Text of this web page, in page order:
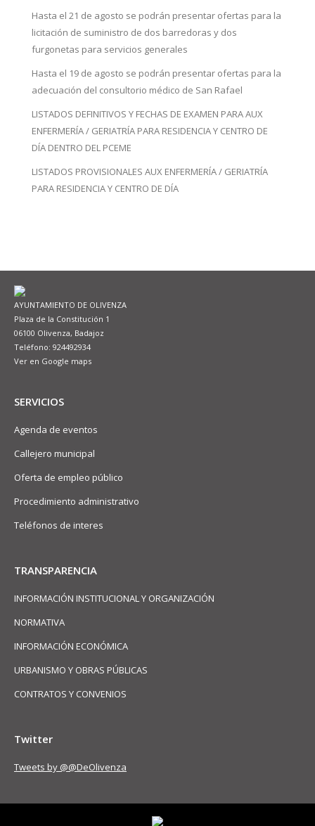
Hasta el 21 de agosto se podrán presentar ofertas para la
licitación de suministro de dos barredoras y dos
furgonetas para servicios generales
Hasta el 19 de agosto se podrán presentar ofertas para la
adecuación del consultorio médico de San Rafael
LISTADOS DEFINITIVOS Y FECHAS DE EXAMEN PARA AUX
ENFERMERÍA / GERIATRÍA PARA RESIDENCIA Y CENTRO DE
DÍA DENTRO DEL PCEME
LISTADOS PROVISIONALES AUX ENFERMERÍA / GERIATRÍA
PARA RESIDENCIA Y CENTRO DE DÍA
AYUNTAMIENTO DE OLIVENZA
Plaza de la Constitución 1
06100 Olivenza, Badajoz
Teléfono: 924492934
Ver en Google maps
SERVICIOS
Agenda de eventos
Callejero municipal
Oferta de empleo público
Procedimiento administrativo
Teléfonos de interes
TRANSPARENCIA
INFORMACIÓN INSTITUCIONAL Y ORGANIZACIÓN
NORMATIVA
INFORMACIÓN ECONÓMICA
URBANISMO Y OBRAS PÚBLICAS
CONTRATOS Y CONVENIOS
Twitter
Tweets by @@DeOlivenza